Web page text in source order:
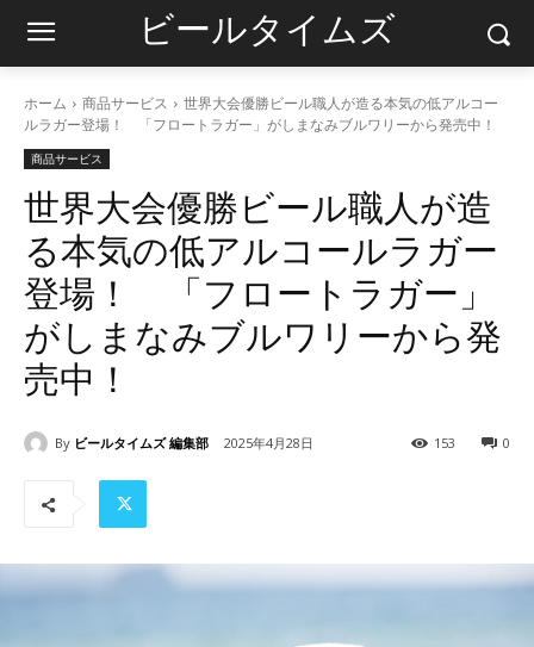
ビールタイムズ
ホーム 商品サービス
世界大会優勝ビール職人が造る本気の低アルコー
ルラガー登場！ 「フロートラガー」がしまなみブルワリーから発売中！
商品サービス
世界大会優勝ビール職人が造
る本気の低アルコールラガー
登場！ 「フロートラガー」
がしまなみブルワリーから発
売中！
By ビールタイムズ 編集部 2025年4月28日 0
153